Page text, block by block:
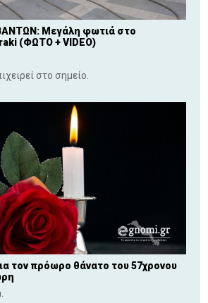
Μεγάλη φωτιά στο
(ΦΩΤΟ + VIDEO)
στο σημείο.
τον πρόωρο θάνατο του 57χρονου